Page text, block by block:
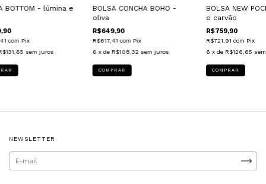
BOTTOM - lúmina e
com Pix
sem juros
BOLSA CONCHA BOHO -
oliva
R$649,90
R$617,41com Pix
6 x de R$108,32 sem juros
BOLSA NEW
e carvão
R$759,90
R$721,91 com Pix
6 x de R$126,65
NEWSLETTER